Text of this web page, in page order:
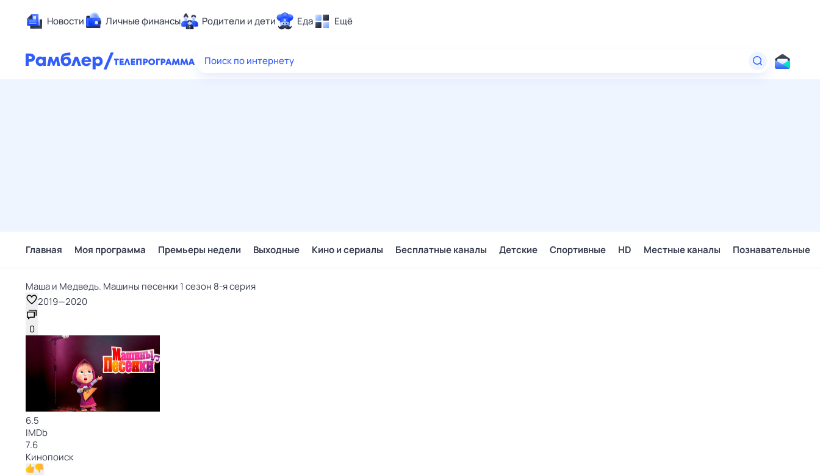
Новости Личные финансы Родители и дети Еда Ещё
Здоровье
Поиск по интернету
Главная Моя программа Премьеры недели Выходные Кино и сериалы Бесплатные каналы Детские Спортивные HD Местные каналы Познавательные
Маша и Медведь. Машины песенки 1 сезон 8-я серия
2019—2020
0
6.5
IMDb
7.6
Кинопоиск